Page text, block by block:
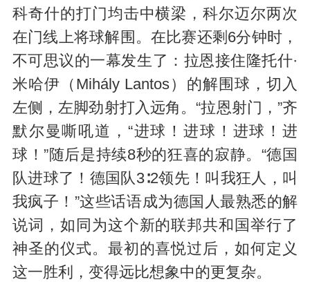
科奇什的打门均击中横梁，科尔迈尔两次
在门线上将球解围。在比赛还剩6分钟时，
不可思议的一幕发生了：拉恩接住隆托什·
米哈伊（Mihály Lantos）的解围球，切入
左侧，左脚劲射打入远角。“拉恩射门，”齐
默尔曼嘶吼道，“进球！进球！进球！进
球！”随后是持续8秒的狂喜的寂静。“德国
队进球了！德国队3∶2领先！叫我狂人，叫
我疯子！”这些话语成为德国人最熟悉的解
说词，如同为这个新的联邦共和国举行了
神圣的仪式。最初的喜悦过后，如何定义
这一胜利，变得远比想象中的更复杂。